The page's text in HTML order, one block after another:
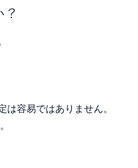
容易ではありません。